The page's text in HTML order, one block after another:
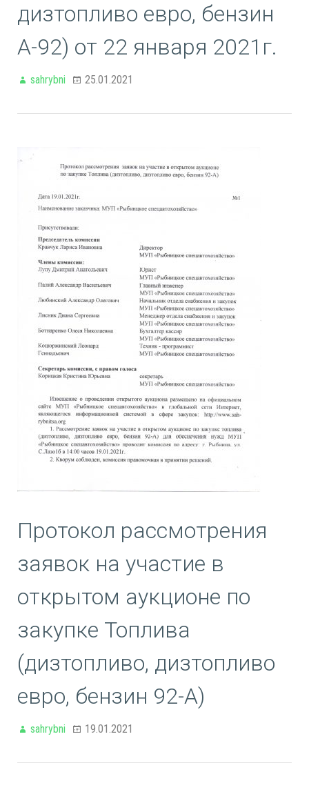
дизтопливо евро, бензин
А-92) от 22 января 2021г.
sahrybni 25.01.2021
Протокол рассмотрения
заявок на участие в
открытом аукционе по
закупке Топлива
(дизтопливо, дизтопливо
евро, бензин 92-А)
sahrybni 19.01.2021